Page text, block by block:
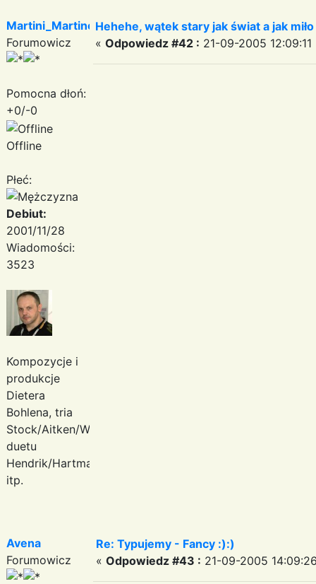
Martini_Martinez
Forumowicz
Pomocna dłoń:
+0/-0
Offline
Płeć:
Debiut:
2001/11/28
Wiadomości:
3523
Kompozycje i
produkcje
Dietera
Bohlena, tria
Stock/Aitken/Waterman,
duetu
Hendrik/Hartmann
itp.
Hehehe, wątek stary jak świat a jak
« Odpowiedz #42 : 21-09-2005 12:09:11
Avena
Forumowicz
Re: Typujemy - Fancy :):)
« Odpowiedz #43 : 21-09-2005